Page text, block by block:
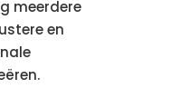
meerdere
en